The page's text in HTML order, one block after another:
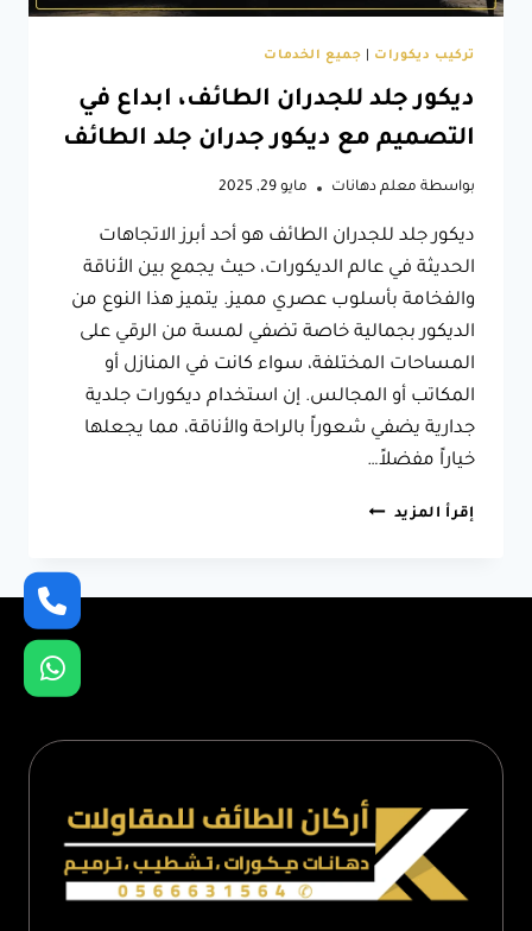
تركيب ديكورات جميع الخدمات
ديكور جلد للجدران الطائف، ابداع في
التصميم مع ديكور جدران جلد الطائف
بواسطة معلم دهانات مايو 29, 2025
ديكور جلد للجدران الطائف هو أحد أبرز الاتجاهات
الحديثة في عالم الديكورات، حيث يجمع بين الأناقة
والفخامة بأسلوب عصري مميز. يتميز هذا النوع من
الديكور بجمالية خاصة تضفي لمسة من الرقي على
المساحات المختلفة، سواء كانت في المنازل أو
المكاتب أو المجالس. إن استخدام ديكورات جلدية
جدارية يضفي شعوراً بالراحة والأناقة، مما يجعلها
خياراً مفضلاً…
إقرأ المزيد ديكور